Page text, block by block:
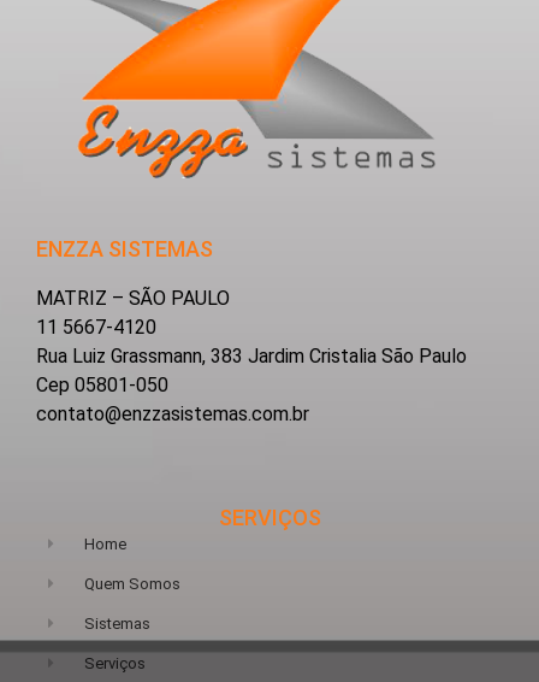
ENZZA SISTEMAS
MATRIZ – SÃO PAULO
11 5667-4120
Rua Luiz Grassmann, 383 Jardim Cristalia São Paulo
Cep 05801-050
contato@enzzasistemas.com.br
SERVIÇOS
Home
Quem Somos
Sistemas
Serviços